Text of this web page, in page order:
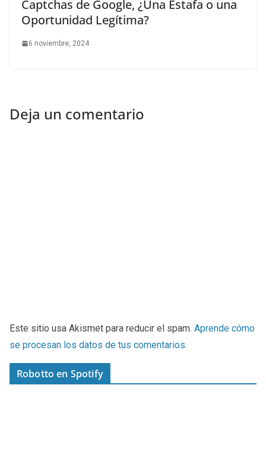
Captchas de Google, ¿Una Estafa o una
Oportunidad Legítima?
6 noviembre, 2024
Deja un comentario
Este sitio usa Akismet para reducir el spam. Aprende cómo
se procesan los datos de tus comentarios.
Robotto en Spotify